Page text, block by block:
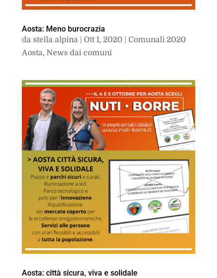
Aosta: Meno burocrazia
da stella alpina Ott 1, 2020
Comunali 2020
Aosta, News dai comuni
Aosta: città sicura, viva e solidale